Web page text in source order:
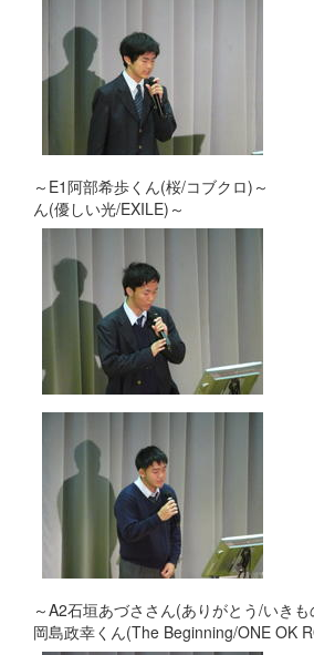
～E1阿部希歩くん(桜/コブクロ)
ん(優しい光/EXILE)～
～A2石垣あづささん(ありがとう/い
岡島政幸くん(The Beginning/ONE OK